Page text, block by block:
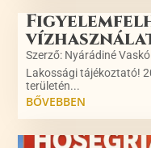
Szerző: Nyárádiné
Lakossági tájékoztató!
területén...
BŐVEBBEN